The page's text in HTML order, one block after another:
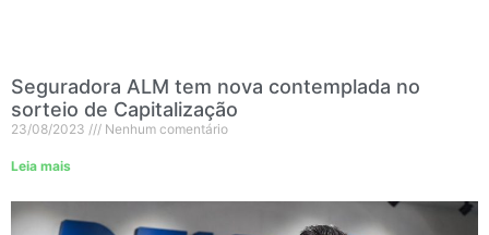
Seguradora ALM tem nova contemplada no
sorteio de Capitalização
23/08/2023 Nenhum comentário
Leia mais